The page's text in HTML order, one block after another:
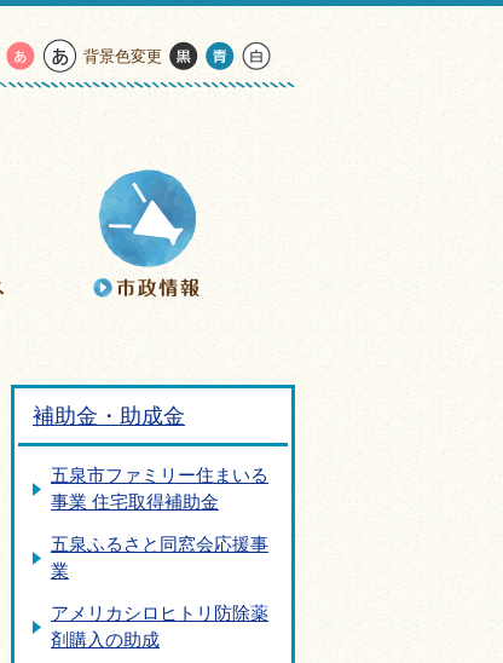
背景色変更
補助金・助成金
五泉市ファミリー住まいる
事業 住宅取得補助金
五泉ふるさと同窓会応援事
業
アメリカシロヒトリ防除薬
剤購入の助成